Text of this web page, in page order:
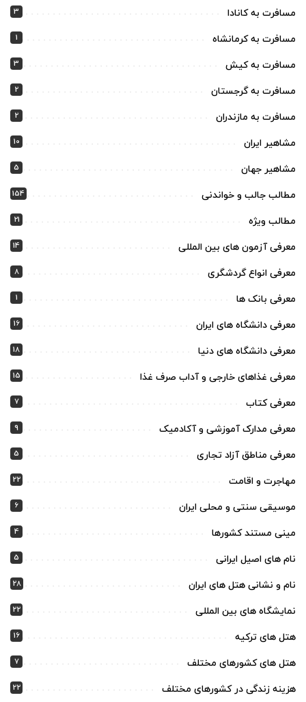
مسافرت به کانادا 3
مسافرت به کرمانشاه 1
مسافرت به کیش 3
مسافرت به گرجستان 2
مسافرت به مازندران 2
مشاهیر ایران 10
مشاهیر جهان 5
مطالب جالب و خواندنی 154
مطالب ویژه 21
معرفی آزمون های بین المللی 14
معرفی انواع گردشگری 8
معرفی بانک ها 1
معرفی دانشگاه های ایران 16
معرفی دانشگاه های دنیا 18
معرفی غذاهای خارجی و آداب صرف غذا 15
معرفی کتاب 7
معرفی مدارک آموزشی و آکادمیک 9
معرفی مناطق آزاد تجاری 5
مهاجرت و اقامت 22
موسیقی سنتی و محلی ایران 6
مینی مستند کشورها 4
نام های اصیل ایرانی 5
نام و نشانی هتل های ایران 28
نمایشگاه های بین المللی 22
هتل های ترکیه 16
هتل های کشورهای مختلف 7
هزینه زندگی در کشورهای مختلف 22